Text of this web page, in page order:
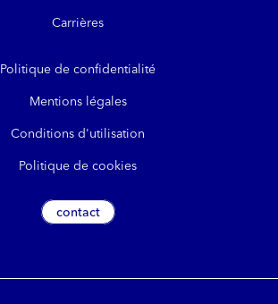
Carrières
Politique de confidentialité
Mentions légales
Conditions d'utilisation
Politique de cookies
contact